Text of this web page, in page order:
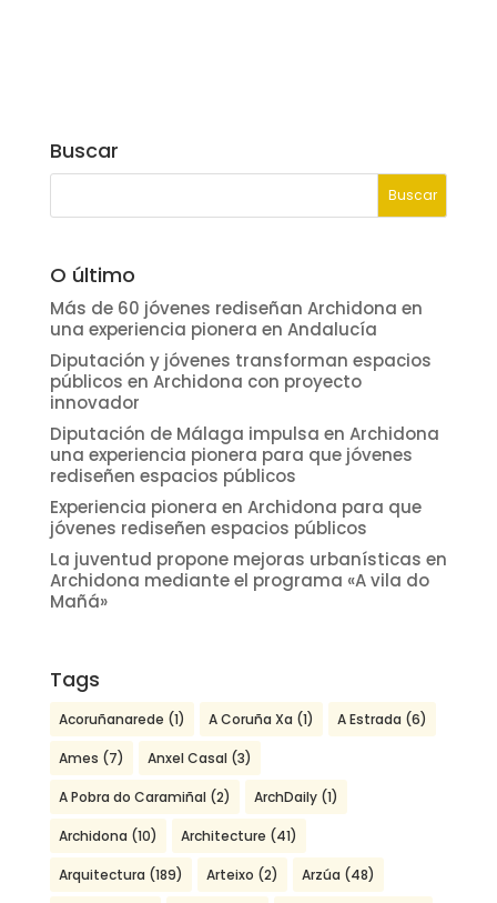
Buscar
O último
Más de 60 jóvenes rediseñan Archidona en
una experiencia pionera en Andalucía
Diputación y jóvenes transforman espacios
públicos en Archidona con proyecto
innovador
Diputación de Málaga impulsa en Archidona
una experiencia pionera para que jóvenes
rediseñen espacios públicos
Experiencia pionera en Archidona para que
jóvenes rediseñen espacios públicos
La juventud propone mejoras urbanísticas en
Archidona mediante el programa «A vila do
Mañá»
Tags
Acoruñanarede (1) A Coruña Xa (1) A Estrada (6)
Ames (7) Anxel Casal (3)
A Pobra do Caramiñal (2) ArchDaily(1)
Archidona (10) Architecture (41)
Arquitectura (189) Arteixo (2) Arzúa (48)